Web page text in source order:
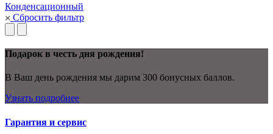
Конденсационный
Сбросить фильтр
Подарок в честь дня рождения!
В Ваш день рождения мы дарим 300 бонусных баллов.
Узнать подробнее
Гарантия и сервис